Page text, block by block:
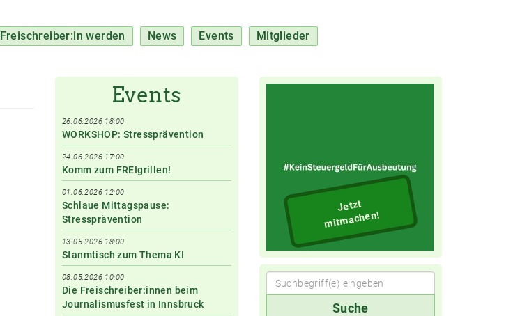
Freischreiber:in werden News Events Mitglieder
Events
26.06.2026 18:00
WORKSHOP: Stressprävention
24.06.2026 17:00
Komm zum FREIgrillen!
01.06.2026 12:00
Schlaue Mittagspause:
Stressprävention
13.05.2026 18:00
Stanmtisch zum Thema KI
08.05.2026 10:00
Die Freischreiber:innen beim
Journalismusfest in Innsbruck
Jetzt
mitmachen!
Suchbegriff(e)Suche